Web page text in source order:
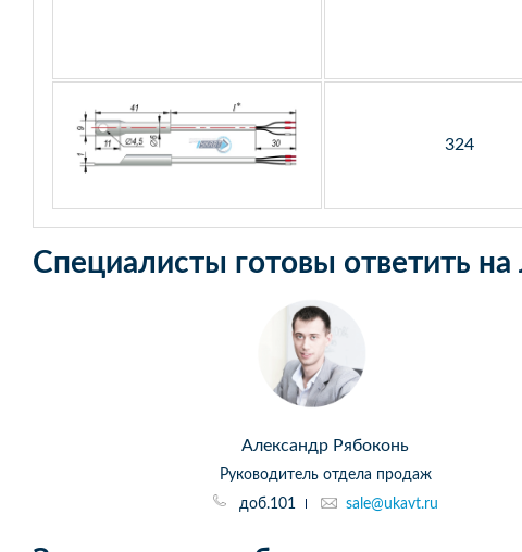
324
Специалисты готовы ответить
Александр Рябоконь
Руководитель отдела продаж
доб.101
sale@ukavt.ru